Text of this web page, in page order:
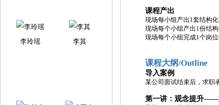
李玲瑶 李其
课程产出
现场每小组产出 1套结构
现场每个小组产出 1份结
现场每个小组完成1个岗
课程大纲/Outline
导入案例
某公司面试结束后，求职
第一讲：观念提升——